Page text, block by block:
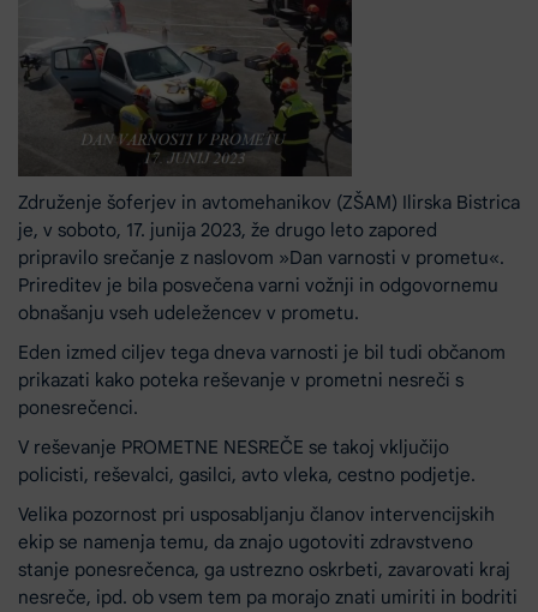
Združenje šoferjev in avtomehanikov (ZŠAM) Ilirska Bistrica
je, v soboto, 17. junija 2023, že drugo leto zapored
pripravilo srečanje z naslovom »Dan varnosti v prometu«.
Prireditev je bila posvečena varni vožnji in odgovornemu
obnašanju vseh udeležencev v prometu.
Eden izmed ciljev tega dneva varnosti je bil tudi občanom
prikazati kako poteka reševanje v prometni nesreči s
ponesrečenci.
V reševanje PROMETNE NESREČE se takoj vključijo
policisti, reševalci, gasilci, avto vleka, cestno podjetje.
Velika pozornost pri usposabljanju članov intervencijskih
ekip se namenja temu, da znajo ugotoviti zdravstveno
stanje ponesrečenca, ga ustrezno oskrbeti, zavarovati kraj
nesreče, ipd. ob vsem tem pa morajo znati umiriti in bodriti